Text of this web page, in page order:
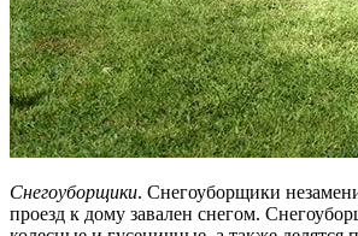
Снегоуборщики. Снегоуборщики
проезд к дому завален снегом.